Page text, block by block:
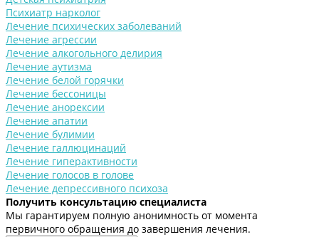
Психиатр нарколог
Лечение психических заболеваний
Лечение агрессии
Лечение алкогольного делирия
Лечение аутизма
Лечение белой горячки
Лечение бессоницы
Лечение анорексии
Лечение апатии
Лечение булимии
Лечение галлюцинаций
Лечение гиперактивности
Лечение голосов в голове
Лечение депрессивного психоза
Получить консультацию специалиста
Мы гарантируем полную анонимность от момента
первичного обращения до завершения лечения.